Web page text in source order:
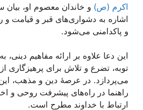
اکرم (ص) و خاندان معصوم او، بیان
اشاره به دشواری‌های قبر و قیامت و
و پاکدامنی می‌شود.
این دعا علاوه بر ارائه مفاهیم دینی،
توبه، تضرع و تلاش برای پرهیزگاری از
می‌پردازد. در عرصهٔ دین و مذهب،
راهنما در راه‌های پیشرفت روحی و
ارتباط با خداوند مطرح است.